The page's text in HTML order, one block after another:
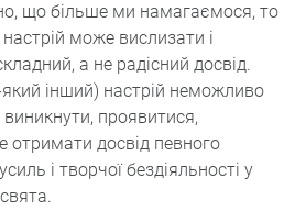
що більше ми намагаємося, то
може вислизати і
а не радісний досвід.
інший) настрій неможливо
проявитися,
отримати досвід певного
і творчої бездіяльності у